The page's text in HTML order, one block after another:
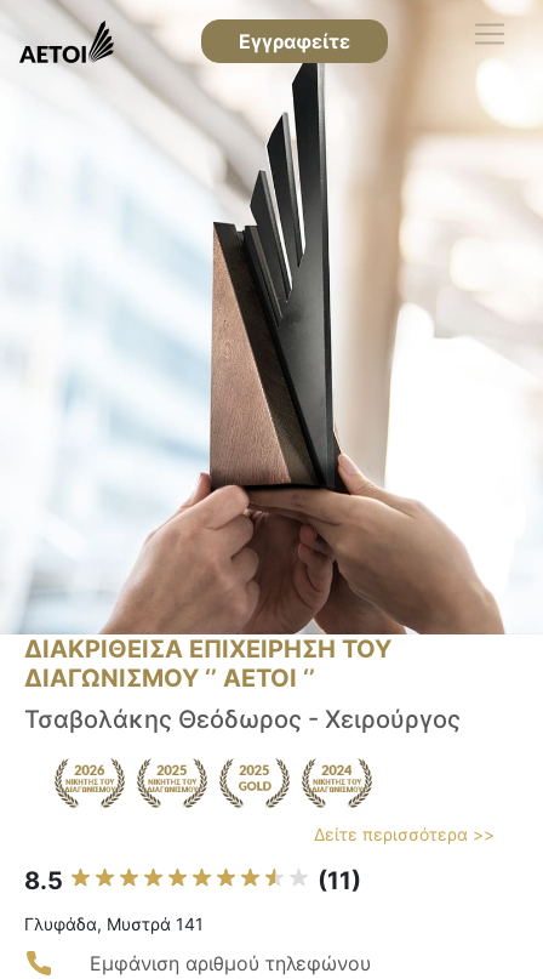
Εγγραφείτε
ΔΙΑΚΡΙΘΕΙΣΑ ΕΠΙΧΕΙΡΗΣΗ ΤΟΥ
ΔΙΑΓΩΝΙΣΜΟΥ ‘’ ΑΕΤΟΙ ‘’
Τσαβολάκης Θεόδωρος - Χειρούργος
Δείτε περισσότερα >>
8.5 (11)
Γλυφάδα, Μυστρά 141
Εμφάνιση αριθμού τηλεφώνου